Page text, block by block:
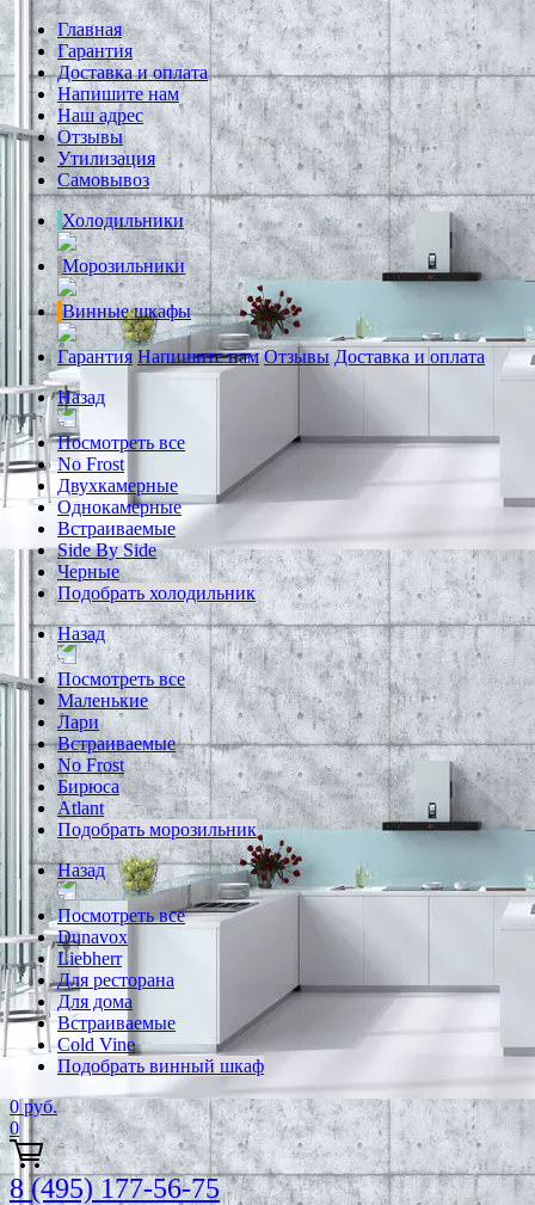
Главная
Гарантия
Доставка и оплата
Напишите нам
Наш адрес
Отзывы
Утилизация
Самовывоз
Холодильники
Морозильники
Винные шкафы
Гарантия Напишите нам Отзывы Доставка и оплата
Назад
Посмотреть все
No Frost
Двухкамерные
Однокамерные
Встраиваемые
Side By Side
Черные
Подобрать холодильник
Назад
Посмотреть все
Маленькие
Лари
Встраиваемые
No Frost
Бирюса
Atlant
Подобрать морозильник
Назад
Посмотреть все
Dunavox
Liebherr
Для ресторана
Для дома
Встраиваемые
Cold Vine
Подобрать винный шкаф
0 руб.
0
8 (495) 177-56-75